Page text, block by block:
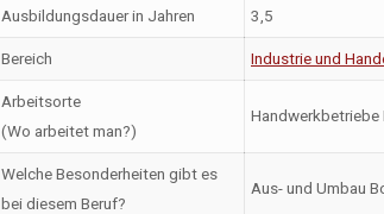
Ausbildungsdauer in Jahren 3,5
Bereich Industrie und
Arbeitsorte
(Wo arbeitet man?)
Handwerkbetriebe
Welche Besonderheiten gibt es
bei diesem Beruf?
Aus- und Umbau